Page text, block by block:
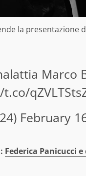
la presentazione
Marco
February
Federica Panicucci